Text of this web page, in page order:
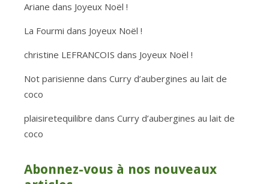
Ariane dans Joyeux Noël !
La Fourmi dans Joyeux Noël !
christine LEFRANCOIS dans Joyeux Noël !
Not parisienne dans Curry d’aubergines au lait de
coco
plaisiretequilibre dans Curry d’aubergines au lait de
coco
Abonnez-vous à nos nouveaux